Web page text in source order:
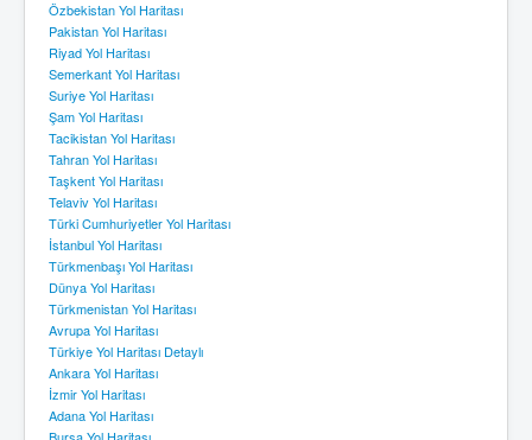
Özbekistan Yol Haritası
Pakistan Yol Haritası
Riyad Yol Haritası
Semerkant Yol Haritası
Suriye Yol Haritası
Şam Yol Haritası
Tacikistan Yol Haritası
Tahran Yol Haritası
Taşkent Yol Haritası
Telaviv Yol Haritası
Türki Cumhuriyetler Yol Haritası
İstanbul Yol Haritası
Türkmenbaşı Yol Haritası
Dünya Yol Haritası
Türkmenistan Yol Haritası
Avrupa Yol Haritası
Türkiye Yol Haritası Detaylı
Ankara Yol Haritası
İzmir Yol Haritası
Adana Yol Haritası
Bursa Yol Haritası